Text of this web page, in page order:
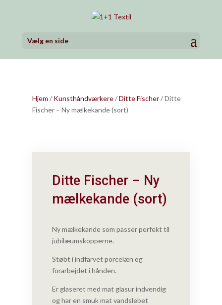
Vælg en side
Hjem / Kunsthåndværkere/Ditte Fischer/ Ditte
Fischer – Ny mælkekande (sort)
Ditte Fischer – Ny
mælkekande (sort)
Ny mælkekande som passer perfekt til
jubilæumskopperne.
Støbt i indfarvet porcelæn og
forarbejdet i hånden.
Er glaseret med mat glasur indvendig
og har en smuk mat vandslebet